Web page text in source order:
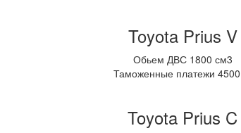
Toyota Prius V
Обьем ДВС 1800 см3
Таможенные платежи 4500
Toyota Prius C